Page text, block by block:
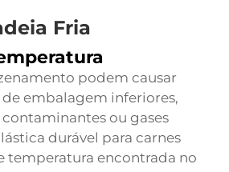
Fria
podem causar
embalagem inferiores,
ou gases
durável para carnes
temperatura encontrada no